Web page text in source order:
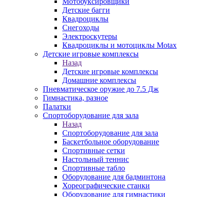
Детские багги
Квадроциклы
Снегоходы
Электроскутеры
Квадроциклы и мотоциклы Motax
Детские игровые комплексы
Назад
Детские игровые комплексы
Домашние комплексы
Пневматическое оружие до 7.5 Дж
Гимнастика, разное
Палатки
Спортоборудование для зала
Назад
Спортоборудование для зала
Баскетбольное оборудование
Спортивные сетки
Настольный теннис
Спортивные табло
Оборудование для бадминтона
Хореографические станки
Оборудование для гимнастики